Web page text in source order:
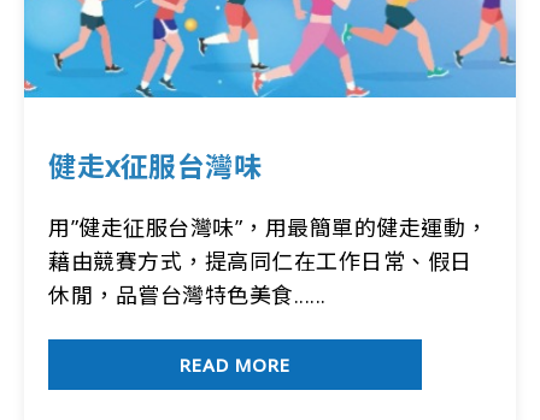
健走x征服台灣味
用”健走征服台灣味”，用最簡單的健走運動，
藉由競賽方式，提高同仁在工作日常、假日
休閒，品嘗台灣特色美食......
READ MORE